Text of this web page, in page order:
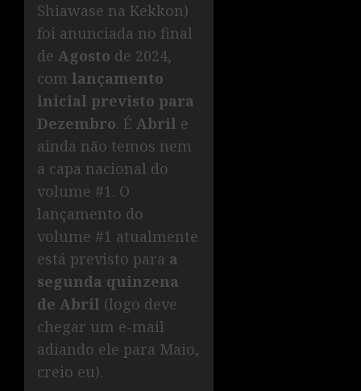
Shiawase na Kekkon)
foi anunciada no final
de Agosto de 2024,
com lançamento
inicial previsto para
Dezembro. É Abril e
ainda não temos nem
a capa nacional do
volume #1. O
lançamento do
volume #1 atualmente
está previsto para a
segunda quinzena
de Abril (logo deve
chegar um e-mail
adiando ele para Maio,
creio eu).